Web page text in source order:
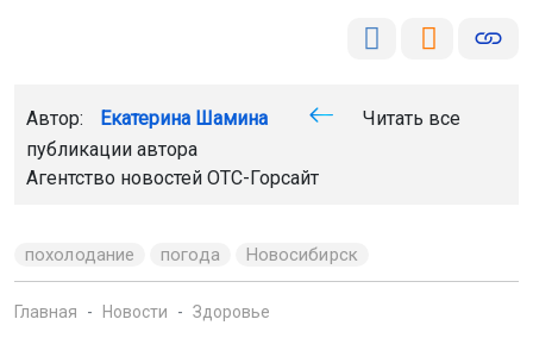
Автор: Екатерина Шамина
Читать все
публикации автора
Агентство новостей ОТС-Горсайт
похолодание погода Новосибирск
Главная Новости Здоровье